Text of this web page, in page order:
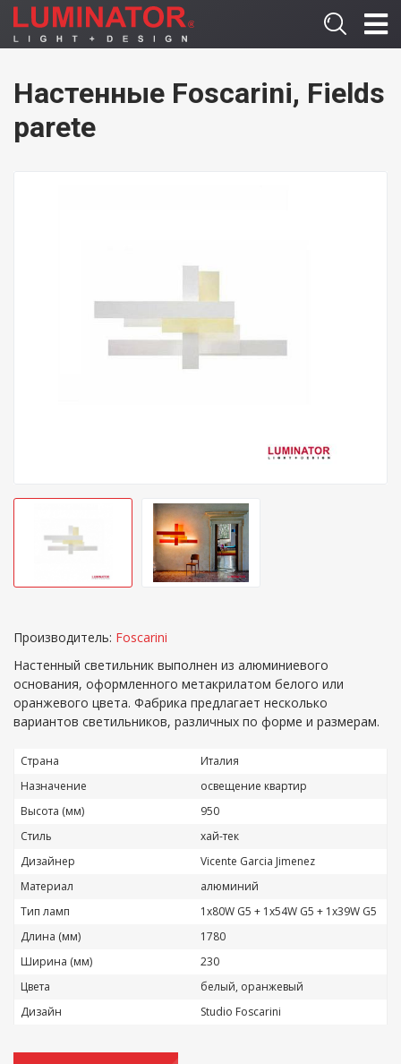
Настенные Foscarini, Fields
parete
Производитель: Foscarini
Настенный светильник выполнен из алюминиевого
основания, оформленного метакрилатом белого или
оранжевого цвета. Фабрика предлагает несколько
вариантов светильников, различных по форме и размерам.
Страна
Италия
Назначение
освещение квартир
Высота (мм)
950
Стиль
хай-тек
Дизайнер
Vicente Garcia Jimenez
Материал
алюминий
Тип ламп
1x80W G5 + 1x54W G5 + 1x39W G5
Длина (мм)
1780
Ширина (мм)
230
Цвета
белый, оранжевый
Дизайн
Studio Foscarini